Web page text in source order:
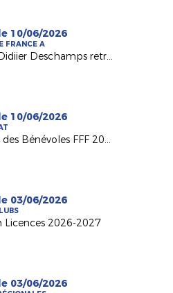
10/06/2026
FRANCE A
Quand Didiier Deschamps retrouve ses racines nantaises...
10/06/2026
Journée des Bénévoles FFF 2026
03/06/2026
Licences 2026-2027
03/06/2026